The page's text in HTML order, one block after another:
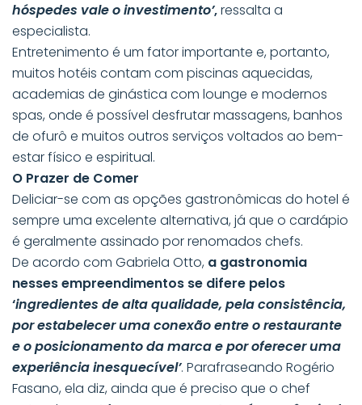
hóspedes vale o investimento’,ressalta a
especialista.
Entretenimento é um fator importante e, portanto,
muitos hotéis contam com piscinas aquecidas,
academias de ginástica com lounge e modernos
spas, onde é possível desfrutar massagens, banhos
de ofurô e muitos outros serviços voltados ao bem-
estar físico e espiritual.
O Prazer de Comer
Deliciar-se com as opções gastronômicas do hotel é
sempre uma excelente alternativa, já que o cardápio
é geralmente assinado por renomados chefs.
De acordo com Gabriela Otto, a gastronomia
nesses empreendimentos se difere pelos
‘ingredientes de alta qualidade, pela consistência,
por estabelecer uma conexão entre o restaurante
e o posicionamento da marca e por oferecer uma
experiência inesquecível’. Parafraseando Rogério
Fasano, ela diz, ainda que é preciso que o chef